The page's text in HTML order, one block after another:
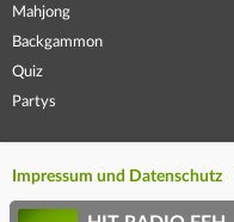
Mahjong
Backgammon
Quiz
Partys
Impressum und Datenschutz